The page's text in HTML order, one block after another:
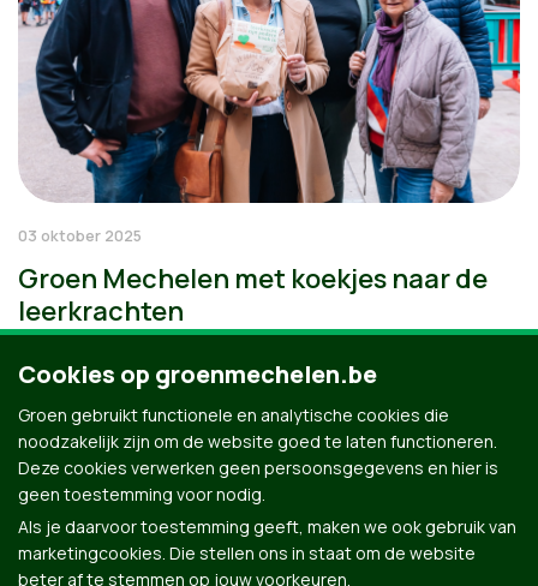
03 oktober 2025
Groen Mechelen met koekjes naar de
leerkrachten
Cookies op groenmechelen.be
Groen gebruikt functionele en analytische cookies die
noodzakelijk zijn om de website goed te laten functioneren.
Deze cookies verwerken geen persoonsgegevens en hier is
geen toestemming voor nodig.
Als je daarvoor toestemming geeft, maken we ook gebruik van
marketingcookies. Die stellen ons in staat om de website
beter af te stemmen op jouw voorkeuren.